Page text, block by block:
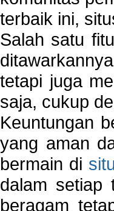
terbaik ini,
Salah satu
tetapi juga
saja, cukup
Keuntungan
yang aman
bermain di
dalam setiap
beragam